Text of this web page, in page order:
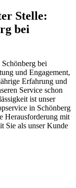
Stelle:
bei
bei
und Engagement,
Erfahrung und
Service schon
ist unser
in Schönberg
Herausforderung mit
Sie als unser Kunde